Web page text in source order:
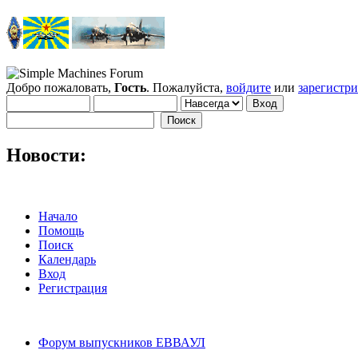
Добро пожаловать, Гость. Пожалуйста, войдите или
Новости:
Начало
Помощь
Поиск
Календарь
Вход
Регистрация
Форум выпускников ЕВВАУЛ